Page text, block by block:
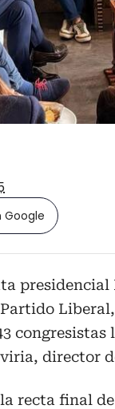
Google
presidencial
congresistas
director
recta final